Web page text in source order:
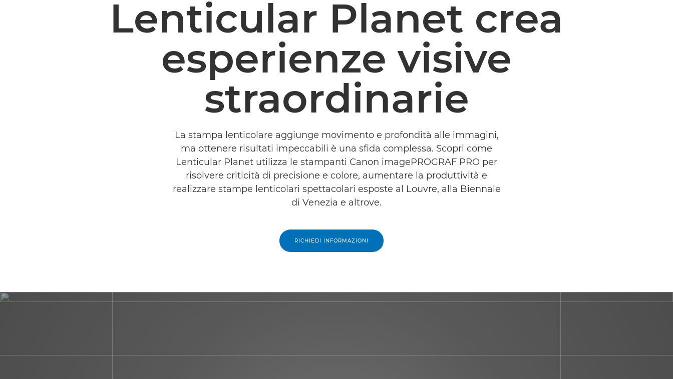
Lenticular Planet crea
esperienze visive
straordinarie
La stampa lenticolare aggiunge movimento e profondità alle immagini,
ma ottenere risultati impeccabili è una sfida complessa. Scopri come
Lenticular Planet utilizza le stampanti Canon imagePROGRAF PRO per
risolvere criticità di precisione e colore, aumentare la produttività e
realizzare stampe lenticolari spettacolari esposte al Louvre, alla Biennale
di Venezia e altrove.
RICHIEDI INFORMAZIONI